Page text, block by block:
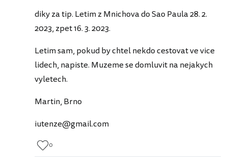
diky za tip. Letim z Mnichova do Sao Paula 28. 2.
2023, zpet 16. 3. 2023.
Letim sam, pokud by chtel nekdo cestovat ve vice
lidech, napiste. Muzeme se domluvit na nejakych
vyletech.
Martin, Brno
iutenze@gmail.com
0